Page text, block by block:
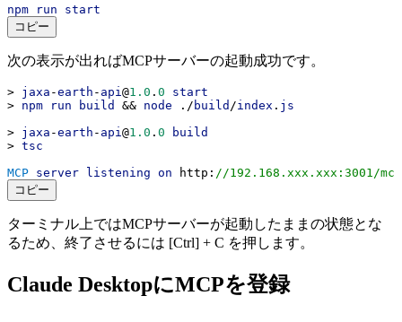
npm run
start
コピー
次の表示が出ればMCPサーバーの起動成功です。
> jaxa -earth - api @1.0 . 0
start
> npm run build && node ./ build /index . js
> jaxa -earth - api @1.0 . 0
build
> tsc
MCP server listening on http : //192.168.xxx.xxx:3001/mcp
コピー
ターミナル上ではMCPサーバーが起動したままの状態とな
るため、終了させるには [Ctrl] + C を押します。
Claude DesktopにMCPを登録